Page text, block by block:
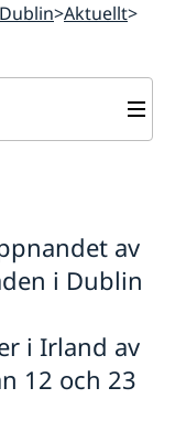
Aktuellt
8/6
av
i Dublin
i Irland av
12 och 23